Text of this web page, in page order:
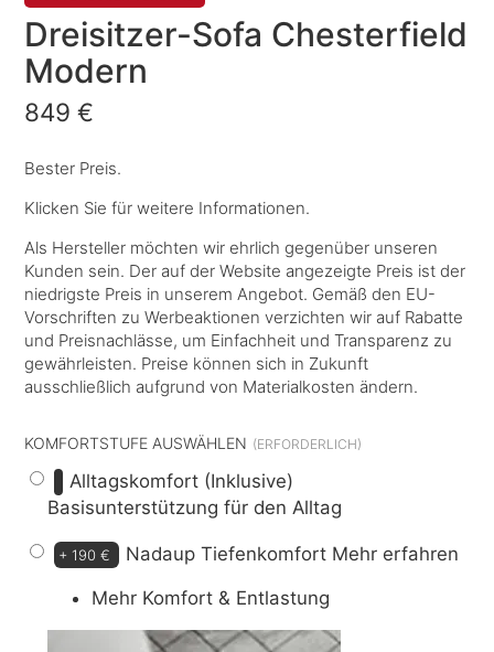
Dreisitzer-Sofa Chesterfield
Modern
849 €
Bester Preis.
Klicken Sie für weitere Informationen.
Als Hersteller möchten wir ehrlich gegenüber unseren
Kunden sein. Der auf der Website angezeigte Preis ist der
niedrigste Preis in unserem Angebot. Gemäß den EU-
Vorschriften zu Werbeaktionen verzichten wir auf Rabatte
und Preisnachlässe, um Einfachheit und Transparenz zu
gewährleisten. Preise können sich in Zukunft
ausschließlich aufgrund von Materialkosten ändern.
KOMFORTSTUFE AUSWÄHLEN
Alltagskomfort (Inklusive)
Basisunterstützung für den Alltag
+190 € Nadaup Tiefenkomfort Mehr erfahren
Mehr Komfort & Entlastung